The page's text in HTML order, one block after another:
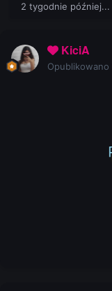
2 tygodnie później...
KiciA
Opublikowano